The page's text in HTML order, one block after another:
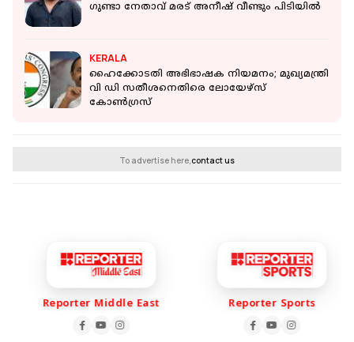
ഗുണ്ടാ നേതാവ് മരട് അനീഷ് വീണ്ടും പിടിയിൽ
KERALA
ഹൈക്കോടതി അഭിഭാഷക നിയമനം; മുഖ്യമന്ത്രി
വി ഡി സതീശനെതിരെ ലോയേഴ്സ്
കോൺഗ്രസ്
To advertise here, contact us
Reporter Middle East Reporter Sports